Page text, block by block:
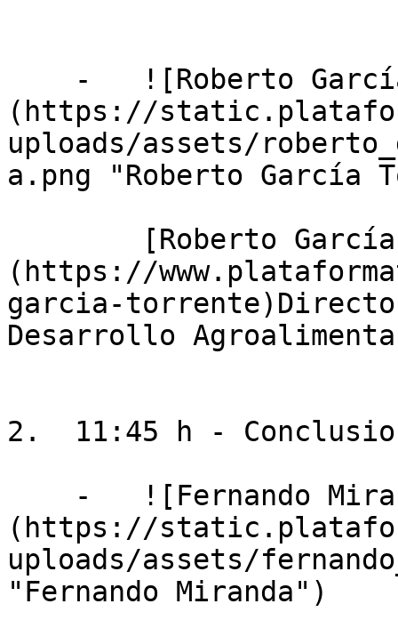
(https://
uploads/assets/
a.png "Roberto García
(https://
garcia-
Desarrollo
2.  11:45 h -
(https://
uploads/assets/
"Fernando Miranda")